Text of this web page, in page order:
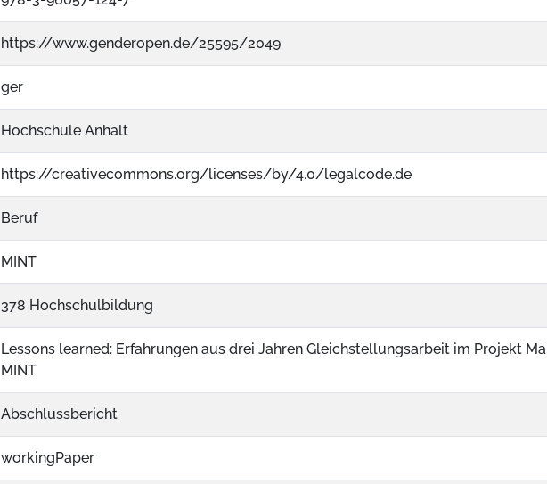
https://www.genderopen.de/25595/2049
ger
Hochschule Anhalt
https://creativecommons.org/licenses/by/4.0/legalcode.de
Beruf
MINT
378 Hochschulbildung
Lessons learned: Erfahrungen aus drei Jahren Gleichstellungsarbeit im Projekt
MINT
Abschlussbericht
workingPaper